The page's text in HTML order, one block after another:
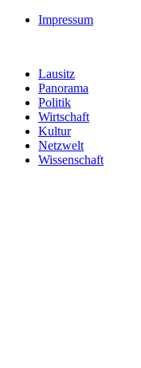
Impressum
Lausitz
Panorama
Politik
Wirtschaft
Kultur
Netzwelt
Wissenschaft